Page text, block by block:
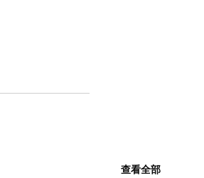
查看全部